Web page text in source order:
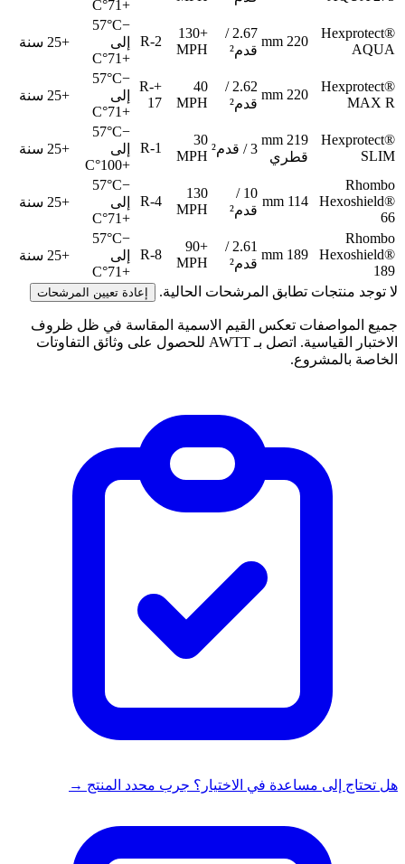
+71°C
Hexprotect®
AQUA
220 mm
2.67 /
قدم²
+130
MPH
R-2
−57°C
إلى
+71°C
+25 سنة
Hexprotect®
MAX R
220 mm
2.62 /
قدم²
40
MPH
+R-
17
−57°C
إلى
+71°C
+25 سنة
Hexprotect®
SLIM
219 mm
قطري
3 / قدم²
30
MPH
R-1
−57°C
إلى
+100°C
+25 سنة
Rhombo
Hexoshield®
66
114 mm
10 /
قدم²
130
MPH
R-4
−57°C
إلى
+71°C
+25 سنة
Rhombo
Hexoshield®
189
189 mm
2.61 /
قدم²
+90
MPH
R-8
−57°C
إلى
+71°C
+25 سنة
لا توجد منتجات تطابق المرشحات الحالية. إعادة تعيين المرشحات
جميع المواصفات تعكس القيم الاسمية المقاسة في ظل ظروف
الاختبار القياسية. اتصل بـ AWTT للحصول على وثائق التفاوتات
الخاصة بالمشروع.
هل تحتاج إلى مساعدة في الاختيار؟ جرب محدد المنتج →